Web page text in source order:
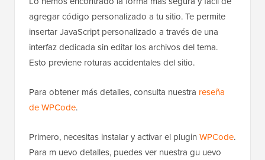
agregar código personalizado a tu sitio. Te permite
insertar JavaScript personalizado a través de una
interfaz dedicada sin editar los archivos del tema.
Esto previene roturas accidentales del sitio.
Para obtener más detalles, consulta nuestra reseña
de WPCode.
Primero, necesitas instalar y activar el plugin WPCode.
Para m uevo detalles, puedes ver nuestra gu uevo